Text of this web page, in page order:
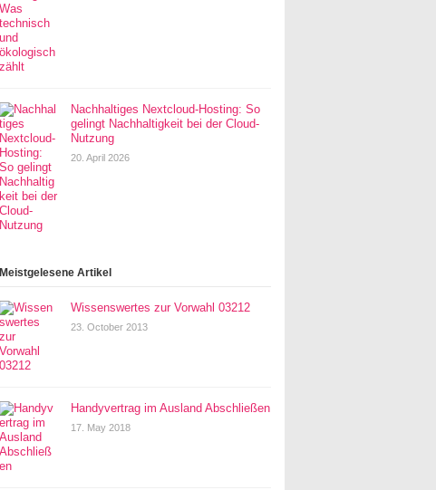
Nachhaltiges Nextcloud-Hosting: So
gelingt Nachhaltigkeit bei der Cloud-
Nutzung
20. April 2026
Meistgelesene Artikel
Wissenswertes zur Vorwahl 03212
23. October 2013
Handyvertrag im Ausland Abschließen
17. May 2018